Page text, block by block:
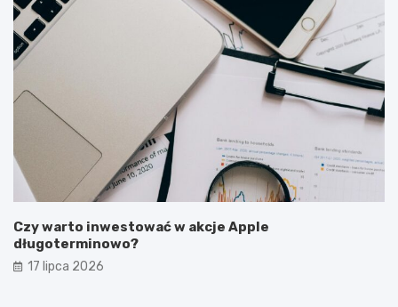
Czy warto inwestować w akcje Apple
długoterminowo?
17 lipca 2026